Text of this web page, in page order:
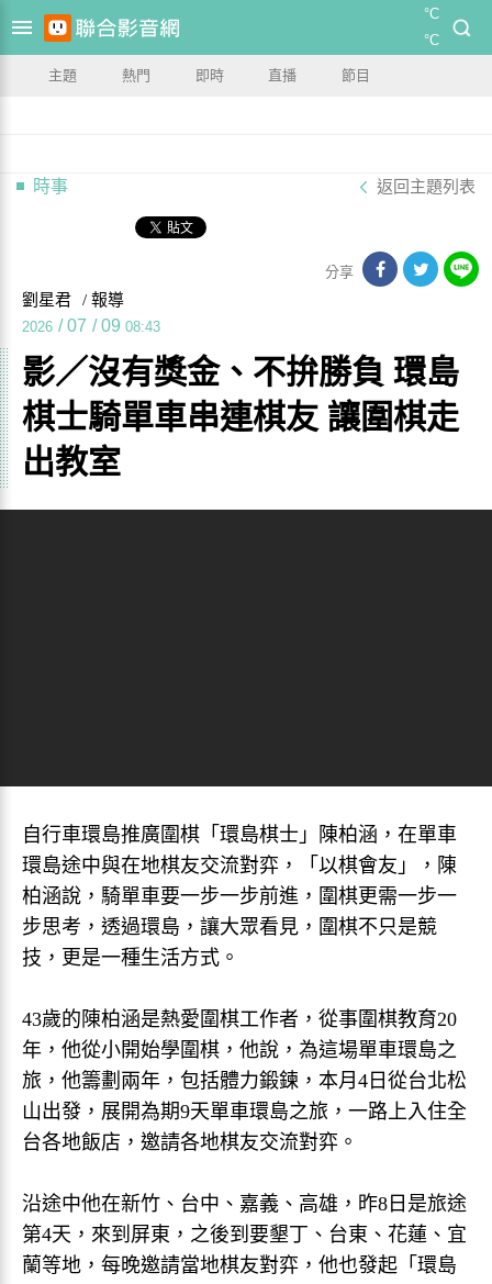
°C
°C
主題 熱門 即時 直播 節目
時事 返回主題列表
分享
劉星君 / 報導
2026 / 07 / 09 08:43
影／沒有獎金、不拚勝負 環島
棋士騎單車串連棋友 讓圍棋走
出教室
自行車環島推廣圍棋「環島棋士」陳柏涵，在單車
環島途中與在地棋友交流對弈，「以棋會友」，陳
柏涵說，騎單車要一步一步前進，圍棋更需一步一
步思考，透過環島，讓大眾看見，圍棋不只是競
技，更是一種生活方式。
43歲的陳柏涵是熱愛圍棋工作者，從事圍棋教育20
年，他從小開始學圍棋，他說，為這場單車環島之
旅，他籌劃兩年，包括體力鍛鍊，本月4日從台北松
山出發，展開為期9天單車環島之旅，一路上入住全
台各地飯店，邀請各地棋友交流對弈。
沿途中他在新竹、台中、嘉義、高雄，昨8日是旅途
第4天，來到屏東，之後到要墾丁、台東、花蓮、宜
蘭等地，每晚邀請當地棋友對弈，他也發起「環島